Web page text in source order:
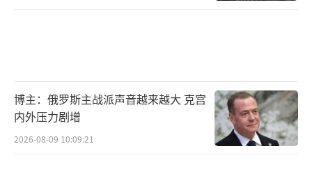
博主：俄罗斯主战派声音越来越大 克宫
内外压力剧增
2026-08-09 10:09:21